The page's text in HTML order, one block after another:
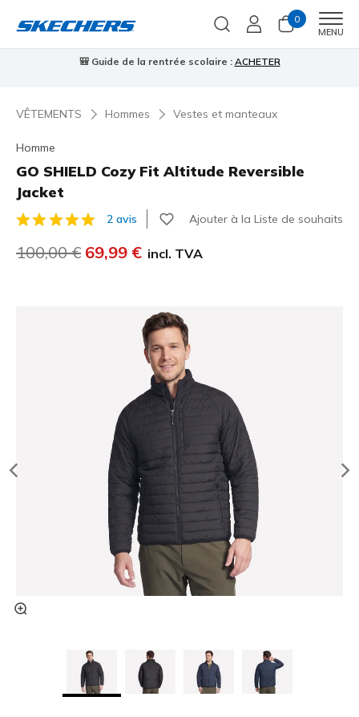
0
MENU
de la rentrée scolaire : ACHETER ⭐Skechers VIP :
VÊTEMENTS Hommes Vestes et manteaux
Homme
GO SHIELD Cozy Fit Altitude Reversible
Jacket
Évaluation client 4,7 sur 5
2 avis Ajouter à la Liste de souhaits
Prix réduit de
100,00 € à
69,99 € incl. TVA